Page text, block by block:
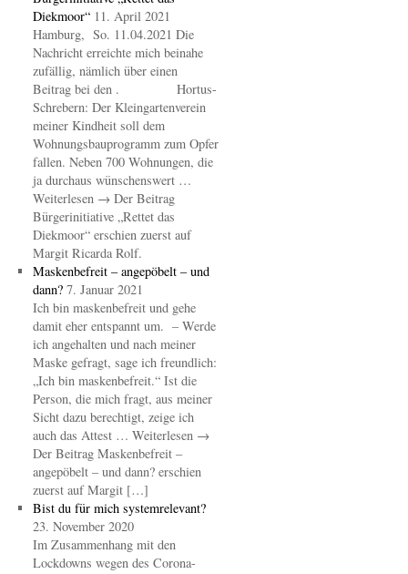
Diekmoor“ 11. April 2021
Hamburg, So. 11.04.2021 Die
Nachricht erreichte mich beinahe
zufällig, nämlich über einen
Beitrag bei den . Hortus-
Schrebern: Der Kleingartenverein
meiner Kindheit soll dem
Wohnungsbauprogramm zum Opfer
fallen. Neben 700 Wohnungen, die
ja durchaus wünschenswert …
Weiterlesen → Der Beitrag
Bürgerinitiative „Rettet das
Diekmoor“ erschien zuerst auf
Margit Ricarda Rolf.
Maskenbefreit – angepöbelt – und
dann? 7. Januar 2021
Ich bin maskenbefreit und gehe
damit eher entspannt um. – Werde
ich angehalten und nach meiner
Maske gefragt, sage ich freundlich:
„Ich bin maskenbefreit.“ Ist die
Person, die mich fragt, aus meiner
Sicht dazu berechtigt, zeige ich
auch das Attest … Weiterlesen →
Der Beitrag Maskenbefreit –
angepöbelt – und dann? erschien
zuerst auf Margit […]
Bist du für mich systemrelevant?
23. November 2020
Im Zusammenhang mit den
Lockdowns wegen des Corona-